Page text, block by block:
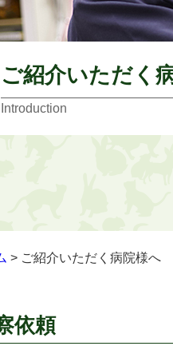
ご紹介いただく
Introduction
> ご紹介いただく病院様へ
依頼